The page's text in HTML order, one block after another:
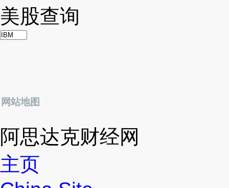
美股查询
网站地图
阿思达克财经网
主页